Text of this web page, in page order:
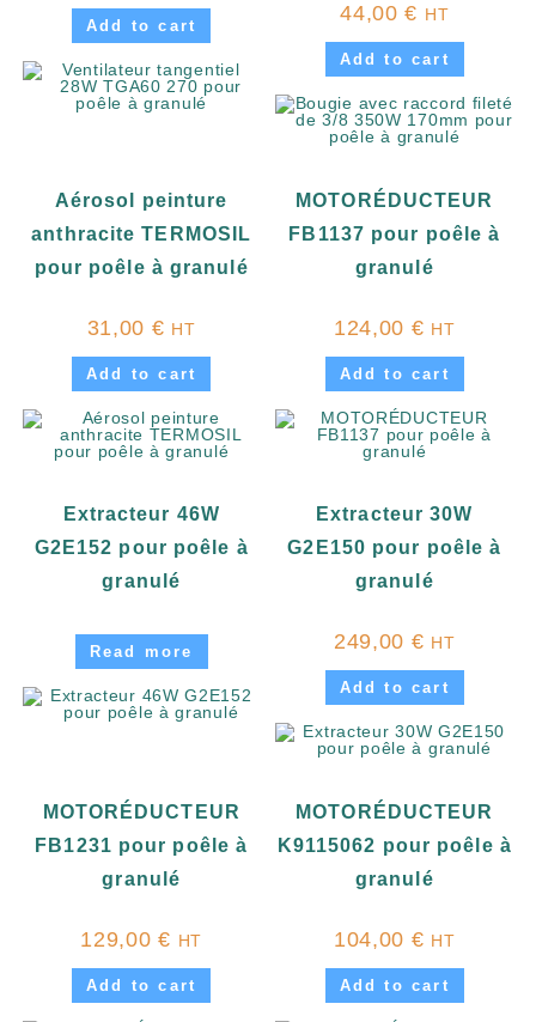
Add to cart
44,00€ HT
Add to cart
Aérosol peinture
anthracite TERMOSIL
pour poêle à granulé
31,00 € HT
Add to cart
MOTORÉDUCTEUR
FB1137 pour poêle à
granulé
124,00 € HT
Add to cart
Extracteur 46W
G2E152 pour poêle à
granulé
Read more
Extracteur 30W
G2E150 pour poêle à
granulé
249,00 € HT
Add to cart
MOTORÉDUCTEUR
FB1231 pour poêle à
granulé
129,00€ HT
Add to cart
MOTORÉDUCTEUR
K9115062 pour poêle à
granulé
104,00 € HT
Add to cart